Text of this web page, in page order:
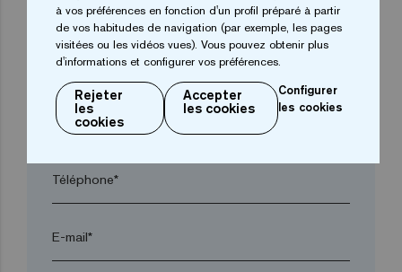
Ville*
Code postal*
Téléphone*
E-mail*
à vos préférences en fonction d'un profil préparé à partir
de vos habitudes de navigation (par exemple, les pages
visitées ou les vidéos vues). Vous pouvez obtenir plus
d'informations et configurer vos préférences.
Rejeter
les
cookies
Accepter
les cookies
Configurer
les cookies